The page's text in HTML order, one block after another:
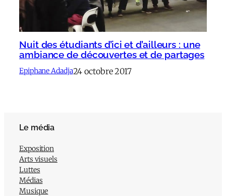
Nuit des étudiants d’ici et d’ailleurs : une
ambiance de découvertes et de partages
Epiphane Adadja24 octobre 2017
Le média
Exposition
Arts visuels
Luttes
Médias
Musique